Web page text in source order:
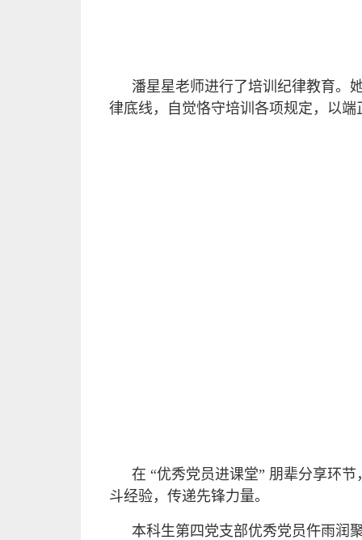
潘星星老师进行了培训纪律教育。
律底线，自觉恪守培训各项规定，以
在 “优秀党员进课堂” 朋辈分享环
斗经验，传递先锋力量。
本科生第四党支部优秀党员仵雨润